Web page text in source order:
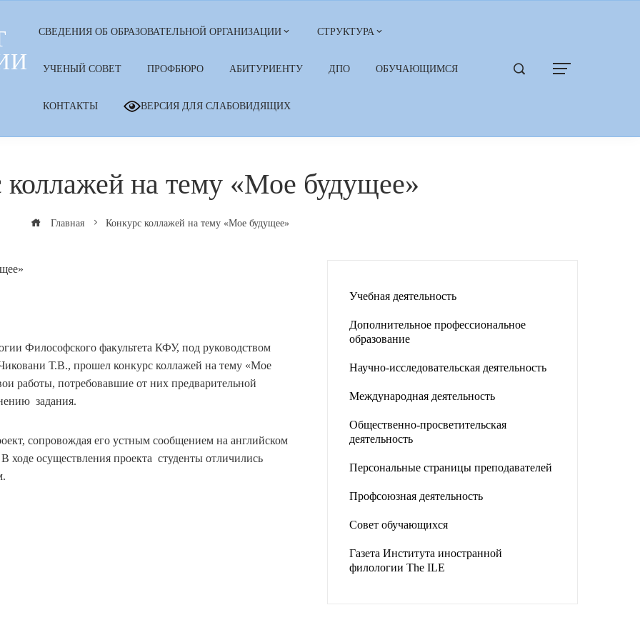
СВЕДЕНИЯ ОБ ОБРАЗОВАТЕЛЬНОЙ ОРГАНИЗАЦИИ СТРУКТУРА
УЧЕНЫЙ СОВЕТ ПРОФБЮРО АБИТУРИЕНТУ ДПО ОБУЧАЮЩИМСЯ
КОНТАКТЫ ВЕРСИЯ ДЛЯ СЛАБОВИДЯЩИХ
коллажей на тему «Мое будущее»
Главная Конкурс коллажей на тему «Мое будущее»
Философского факультета КФУ, под руководством
Т.В., прошел конкурс коллажей на тему «Мое
работы, потребовавшие от них предварительной
задания.
сопровождая его устным сообщением на английском
ходе осуществления проекта студенты отличились
Учебная деятельность
Дополнительное профессиональное
образование
Научно-исследовательская деятельность
Международная деятельность
Общественно-просветительская
деятельность
Персональные страницы преподавателей
Профсоюзная деятельность
Совет обучающихся
Газета Института иностранной
филологии The ILE